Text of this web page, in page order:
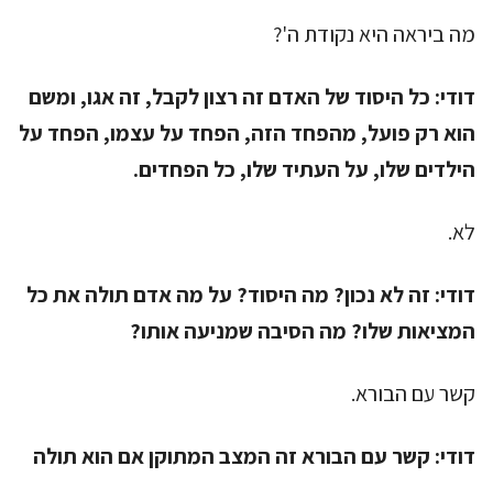
מה ביראה היא נקודת ה'?
דודי: כל היסוד של האדם זה רצון לקבל, זה אגו, ומשם
הוא רק פועל, מהפחד הזה, הפחד על עצמו, הפחד על
הילדים שלו, על העתיד שלו, כל הפחדים.
לא.
דודי: זה לא נכון? מה היסוד? על מה אדם תולה את כל
המציאות שלו? מה הסיבה שמניעה אותו?
קשר עם הבורא.
דודי: קשר עם הבורא זה המצב המתוקן אם הוא תולה